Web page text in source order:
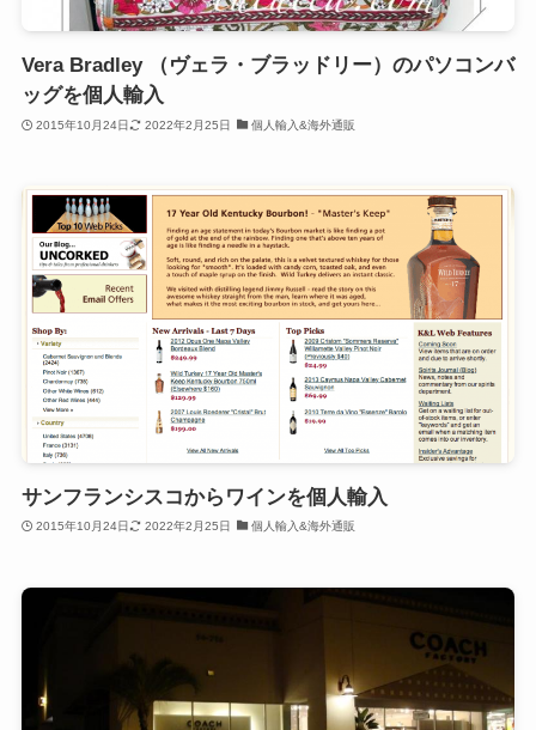
Vera Bradley （ヴェラ・ブラッドリー）のパソコンバ
ッグを個人輸入
2015年10月24日 2022年2月25日 個人輸入&海外通販
サンフランシスコからワインを個人輸入
2015年10月24日 2022年2月25日 個人輸入&海外通販